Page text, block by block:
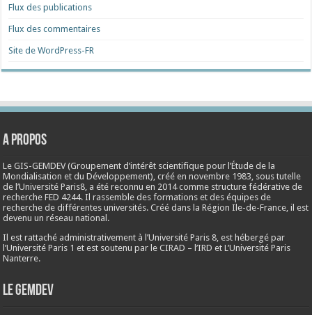
Flux des publications
Flux des commentaires
Site de WordPress-FR
A propos
Le GIS-GEMDEV (Groupement d’intérêt scientifique pour l’Étude de la
Mondialisation et du Développement), créé ennovembre 1983, sous tutelle
de l’Université Paris8, a été reconnu en 2014 comme structure fédérative de
recherche FED 4244. Il rassemble des formations et des équipes de
recherche de différentes universités. Créé dans la Région Ile-de-France, il est
devenu un réseau national.
Il est rattaché administrativement à l’Université Paris 8, est hébergé par
l’Université Paris 1 et est soutenu par le CIRAD – l’IRD et L’Université Paris
Nanterre.
Le Gemdev